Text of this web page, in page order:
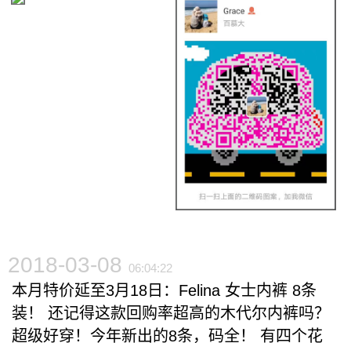
2018-03-08 06:04:22
本月特价延至3月18日：Felina 女士内裤 8条
装！ 还记得这款回购率超高的木代尔内裤吗？
超级好穿！今年新出的8条，码全！ 有四个花